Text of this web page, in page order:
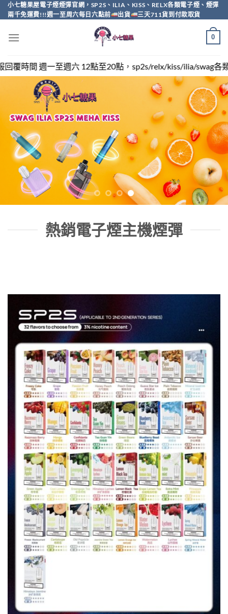
Skip
to
小七糖果屋電子煙煙彈官網，SP2S、ILIA、KISS、RELX各類電子煙、煙彈
兩千免運費!!!週一至周六每日六點前
出貨 三天711貨到付款取貨
0
至20點，sp2s/relx/kiss/ilia/swag各類電子煙煙彈買越多越
熱銷電子煙主機煙彈